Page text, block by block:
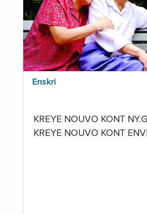
Enskri
KREYE NOUVO KONT
KREYE NOUVO KONT